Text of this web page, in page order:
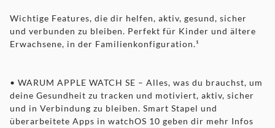
Wichtige Features, die dir helfen, aktiv, gesund, sicher
und verbunden zu bleiben. Perfekt für Kinder und ältere
Erwachsene, in der Familienkonfiguration.¹
• WARUM APPLE WATCH SE – Alles, was du brauchst, um
deine Gesundheit zu tracken und motiviert, aktiv, sicher
und in Verbindung zu bleiben. Smart Stapel und
überarbeitete Apps in watchOS 10 geben dir mehr Infos